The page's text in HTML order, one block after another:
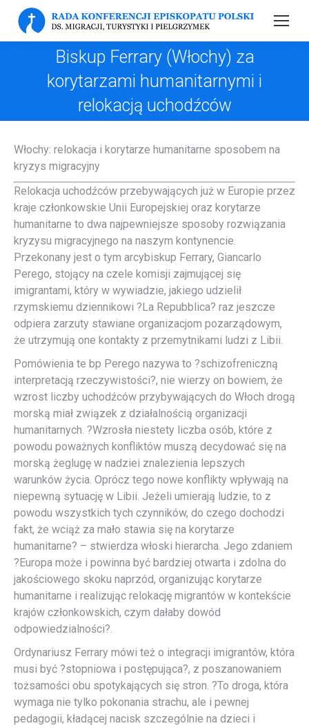
Biskup Ferrary (Włochy) za
korytarzami humanitarnymi i
relokacją uchodźców
Włochy: relokacja i korytarze humanitarne sposobem na
kryzys migracyjny
Relokacja uchodźców przebywających już w Europie przez
kraje członkowskie Unii Europejskiej oraz korytarze
humanitarne to dwa najpewniejsze sposoby rozwiązania
kryzysu migracyjnego na naszym kontynencie.
Przekonany jest o tym arcybiskup Ferrary, Giancarlo
Perego, stojący na czele komisji zajmującej się
imigrantami, który w wywiadzie, jakiego udzielił
rzymskiemu dziennikowi ?La Repubblica? raz jeszcze
odpiera zarzuty stawiane organizacjom pozarządowym,
że utrzymują one kontakty z przemytnikami ludzi z Libii.
Pomówienia te bp Perego nazywa to ?schizofreniczną
interpretacją rzeczywistości?, nie wierzy on bowiem, że
wzrost liczby uchodźców przybywających do Włoch drogą
morską miał związek z działalnością organizacji
humanitarnych. ?Wzrosła niestety liczba osób, które z
powodu poważnych konfliktów muszą decydować się na
morską żeglugę w nadziei znalezienia lepszych
warunków życia. Oprócz tego nowe konflikty wpływają na
niepewną sytuację w Libii. Jeżeli umierają ludzie, to z
powodu wszystkich tych czynników, do czego dochodzi
fakt, że wciąż za mało stawia się na korytarze
humanitarne? – stwierdza włoski hierarcha. Jego zdaniem
?Europa może i powinna być bardziej otwarta i zdolna do
jakościowego skoku naprzód, organizując korytarze
humanitarne i realizując relokację migrantów w kontekście
krajów członkowskich, czym dałaby dowód
odpowiedzialności?.
Ordynariusz Ferrary mówi też o integracji imigrantów, która
musi być ?stopniowa i postępująca?, z poszanowaniem
tożsamości obu spotykających się stron. ?To droga, która
wymaga nie tylko pokonania strachu, ale i pewnej
pedagogii, kładącej nacisk szczególnie na dzieci i